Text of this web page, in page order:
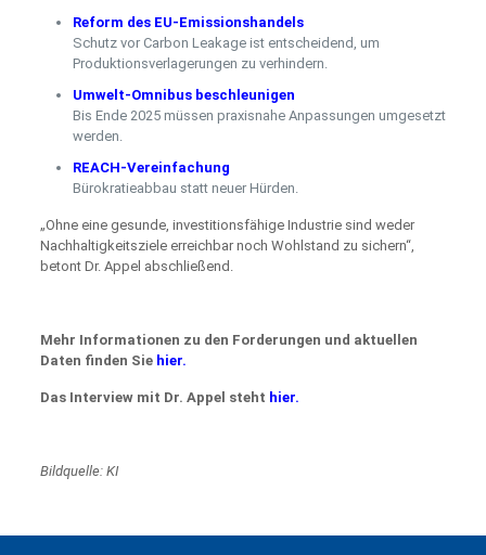
Reform des EU-Emissionshandels
Schutz vor Carbon Leakage ist entscheidend, um
Produktionsverlagerungen zu verhindern.
Umwelt-Omnibus beschleunigen
Bis Ende 2025 müssen praxisnahe Anpassungen umgesetzt
werden.
REACH-Vereinfachung
Bürokratieabbau statt neuer Hürden.
„Ohne eine gesunde, investitionsfähige Industrie sind weder
Nachhaltigkeitsziele erreichbar noch Wohlstand zu sichern“,
betont Dr. Appel abschließend.
Mehr Informationen zu den Forderungen und aktuellen
Daten finden Sie hier.
Das Interview mit Dr. Appel steht hier.
Bildquelle: KI